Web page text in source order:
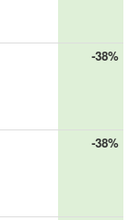
-38%
-38%